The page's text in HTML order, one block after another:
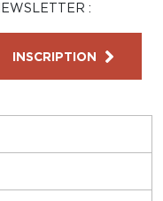
:
INSCRIPTION